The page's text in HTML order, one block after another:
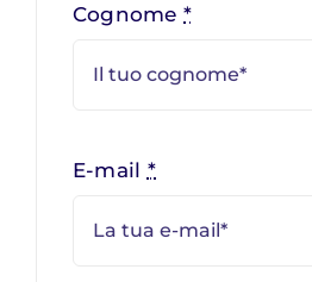
Cognome*
E-mail *